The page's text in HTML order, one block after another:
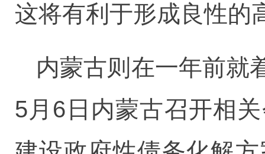
这将有利于形成良性的
内蒙古则在一年前就
5月6日内蒙古召开相